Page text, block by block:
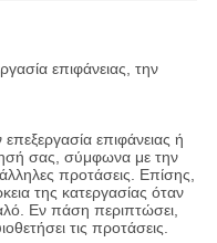
επιφάνειας, την
επεξεργασία επιφάνειας ή
σας, σύμφωνα με την
προτάσεις. Επίσης,
της κατεργασίας όταν
Εν πάση περιπτώσει,
τις προτάσεις.